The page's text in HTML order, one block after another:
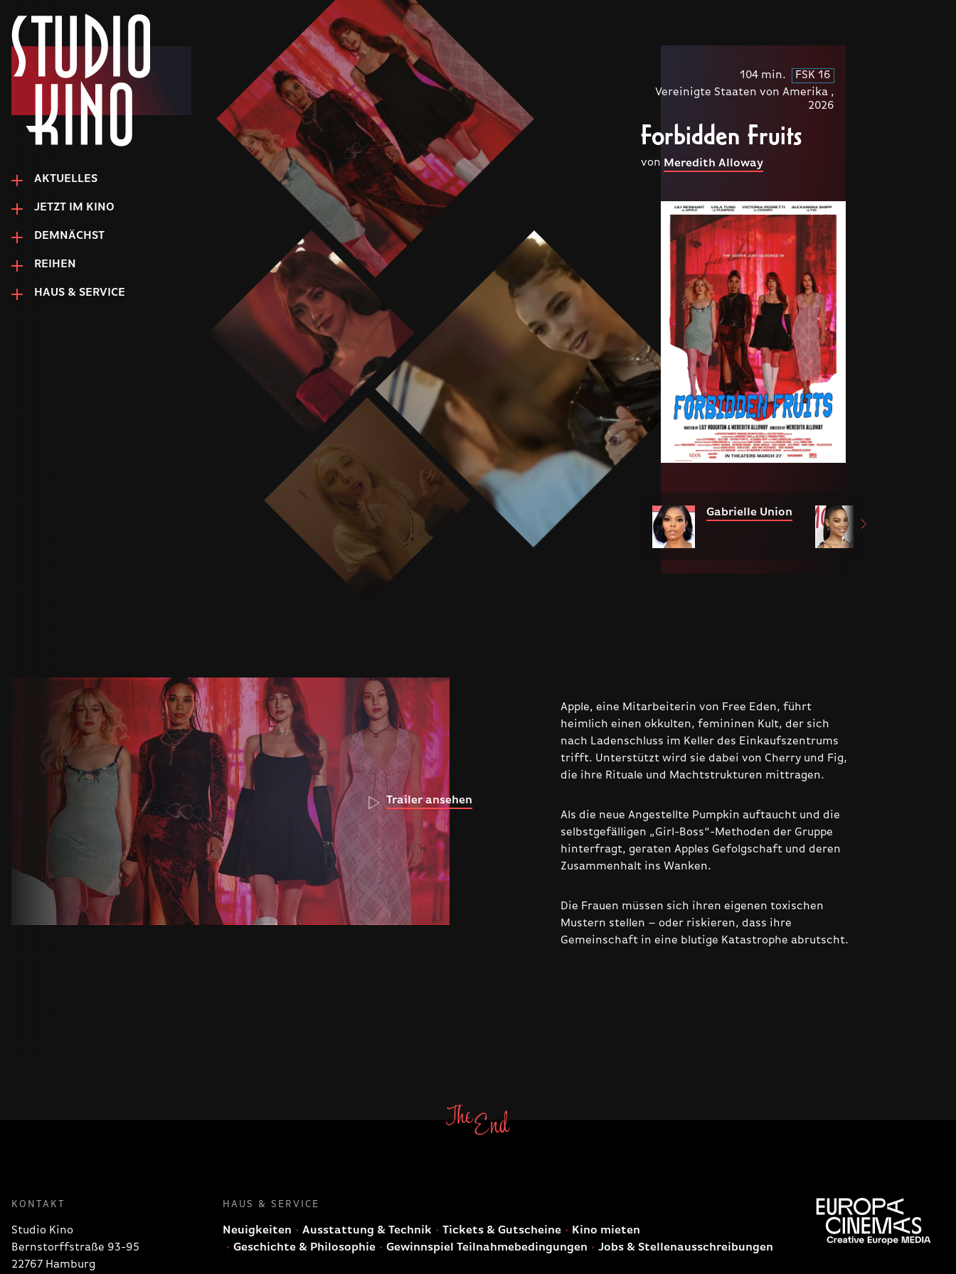
AKTUELLES
JETZT IM KINO
DEMNÄCHST
REIHEN
HAUS & SERVICE
104 min.
FSK 16
Vereinigte Staaten von Amerika ,
2026
Forbidden Fruits
von Meredith Alloway
Gabrielle Union
Trailer ansehen
Apple, eine Mitarbeiterin von Free Eden, führt
heimlich einen okkulten, femininen Kult, der sich
nach Ladenschluss im Keller des Einkaufszentrums
trifft. Unterstützt wird sie dabei von Cherry und Fig,
die ihre Rituale und Machtstrukturen mittragen.
Als die neue Angestellte Pumpkin auftaucht und die
selbstgefälligen „Girl-Boss“-Methoden der Gruppe
hinterfragt, geraten Apples Gefolgschaft und deren
Zusammenhalt ins Wanken.
Die Frauen müssen sich ihren eigenen toxischen
Mustern stellen – oder riskieren, dass ihre
Gemeinschaft in eine blutige Katastrophe abrutscht.
KONTAKT
Studio Kino
Bernstorffstraße 93-95
22767 Hamburg
HAUS & SERVICE
Neuigkeiten Ausstattung & Technik Tickets & Gutscheine
Kino mieten
Geschichte & Philosophie
Gewinnspiel Teilnahmebedingungen Jobs & Stellenausschreibungen